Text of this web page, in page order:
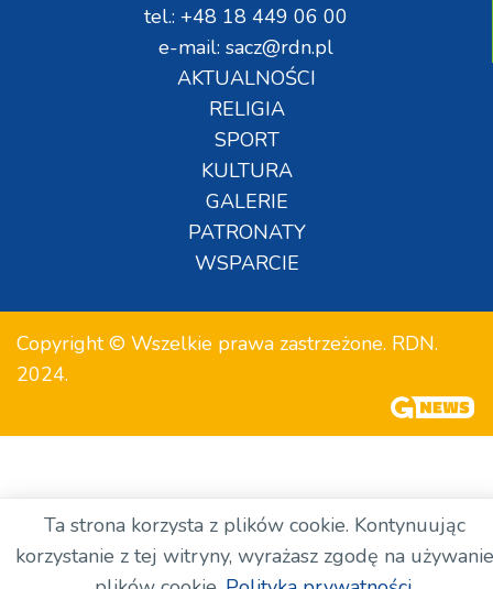
tel.: +48 18 449 06 00
e-mail: sacz@rdn.pl
AKTUALNOŚCI
RELIGIA
SPORT
KULTURA
GALERIE
PATRONATY
WSPARCIE
Copyright © Wszelkie prawa zastrzeżone. RDN.
2024.
Ta strona korzysta z plików cookie. Kontynuując
korzystanie z tej witryny, wyrażasz zgodę na używanie